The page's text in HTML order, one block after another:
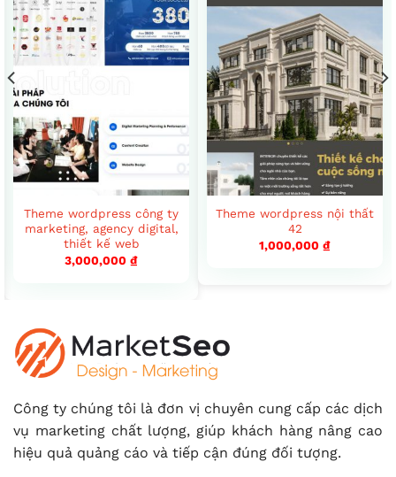
Theme wordpress công ty
marketing, agency digital,
thiết kế web
3,000,000 ₫
Theme wordpress nội thất
42
1,000,000 ₫
Công ty chúng tôi là đơn vị chuyên cung cấp các dịch
vụ marketing chất lượng, giúp khách hàng nâng cao
hiệu quả quảng cáo và tiếp cận đúng đối tượng.